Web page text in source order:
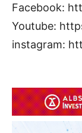
Facebook:
Youtube:
instagram: